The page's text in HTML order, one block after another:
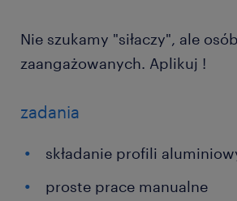
Nie szukamy "siłaczy", ale
zaangażowanych. Aplikuj !
zadania
składanie profili
proste prace manualne